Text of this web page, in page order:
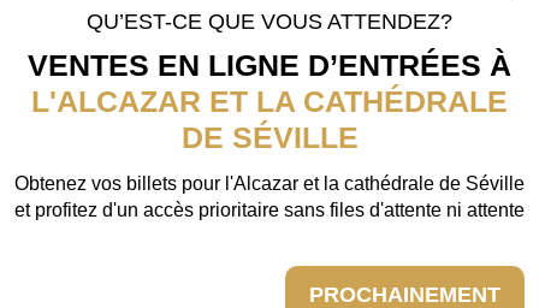
QU’EST-CE QUE VOUS ATTENDEZ?
VENTES EN LIGNE D’ENTRÉES À
L'ALCAZAR ET LA CATHÉDRALE
DE SÉVILLE
Obtenez vos billets pour l'Alcazar et la cathédrale de Séville
et profitez d'un accès prioritaire sans files d'attente ni attente
PROCHAINEMENT